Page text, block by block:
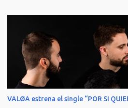
VALØA estrena el single “POR SI